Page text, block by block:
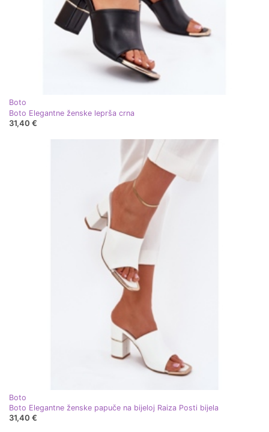
Boto
Boto Elegantne ženske leprša crna
31,40 €
Boto
Boto Elegantne ženske papuče na bijeloj Raiza Posti bijela
31,40 €